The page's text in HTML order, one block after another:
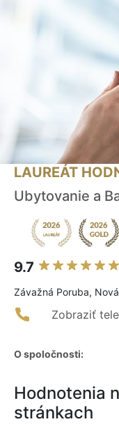
LAUREÁT
Ubytovanie a
9.7
Závažná Poruba,
Zobraziť
O spoločnosti:
Hodnotenia
stránkach